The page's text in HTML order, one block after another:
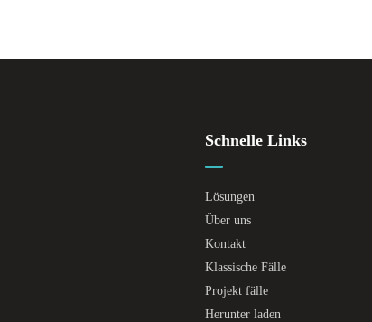
Schnelle Links
Lösungen
Über uns
Kontakt
Klassische Fälle
Projekt fälle
Herunter laden